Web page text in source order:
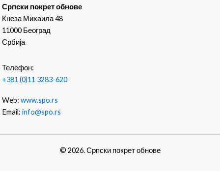
Српски покрет обнове
Кнеза Михаила 48
11000 Београд
Србија
Телефон:
+381 (0)11 3283-620
Web:www.spo.rs
Email:info@spo.rs
© 2026. Српски покрет обнове